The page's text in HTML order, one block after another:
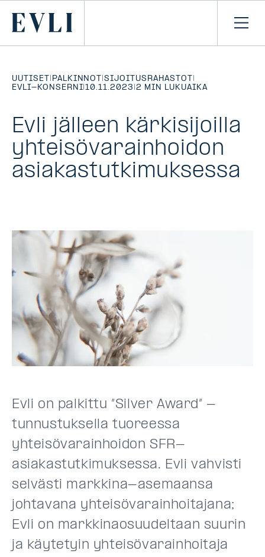
Primary
Avaa
UUTISET | PALKINNOT |SIJOITUSRAHASTOT |
EVLI-KONSERNI|10.11.2023 |2 MIN LUKUAIKA
Evli jälleen kärkisijoilla
yhteisövarainhoidon
asiakastutkimuksessa
Evli on palkittu ”Silver Award” -
tunnustuksella tuoreessa
yhteisövarainhoidon SFR-
asiakastutkimuksessa. Evli vahvisti
selvästi markkina-asemaansa
johtavana yhteisövarainhoitajana;
Evli on markkinaosuudeltaan suurin
ja käytetyin yhteisövarainhoitaja